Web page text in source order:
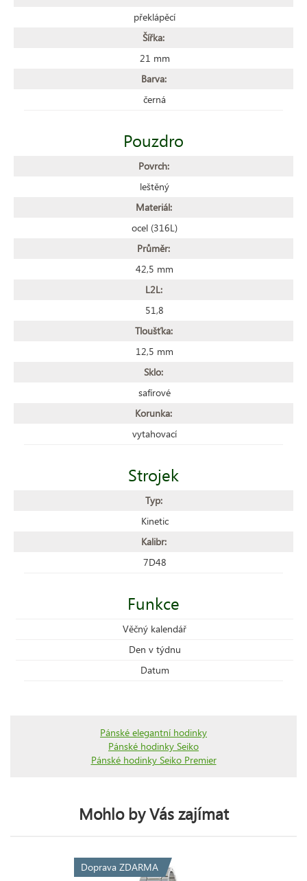
překlápěcí
Šířka:
21 mm
Barva:
černá
Pouzdro
Povrch:
leštěný
Materiál:
ocel (316L)
Průměr:
42,5 mm
L2L:
51,8
Tloušťka:
12,5 mm
Sklo:
safírové
Korunka:
vytahovací
Strojek
Typ:
Kinetic
Kalibr:
7D48
Funkce
Věčný kalendář
Den v týdnu
Datum
Pánské elegantní hodinky
Pánské hodinky Seiko
Pánské hodinky Seiko Premier
Mohlo by Vás zajímat
Doprava ZDARMA